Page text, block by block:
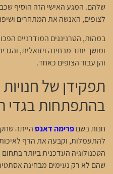
שלהם. המגע האישי הזה הוסיף
לצופים, האנשה את המתחרים
במהות, הטרנינגים המודרניים
ומושך יותר מבחינה ויזואלית,
והן עבור הצופים כאחד.
תפקידן של חנויות
בהתפתחות בגדי
חנות בשםפרימה דאנסהייתה
להתעמלות, וקבעה את הרף
הטכנולוגיה העדכנית ביותר
שהם לא רק נעימים מבחינה